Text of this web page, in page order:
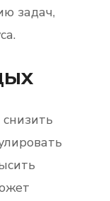
задач,